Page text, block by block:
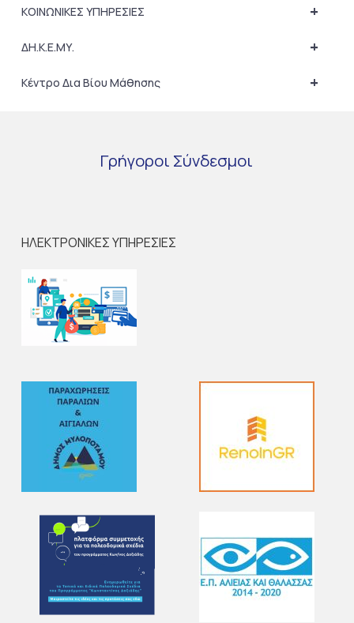
+
ΚΟΙΝΩΝΙΚΕΣ ΥΠΗΡΕΣΙΕΣ
+
ΔΗ.Κ.Ε.ΜΥ.
+
Κέντρο Δια Βίου Μάθησης
Γρήγοροι Σύνδεσμοι
ΗΛΕΚΤΡΟΝΙΚΕΣ ΥΠΗΡΕΣΙΕΣ